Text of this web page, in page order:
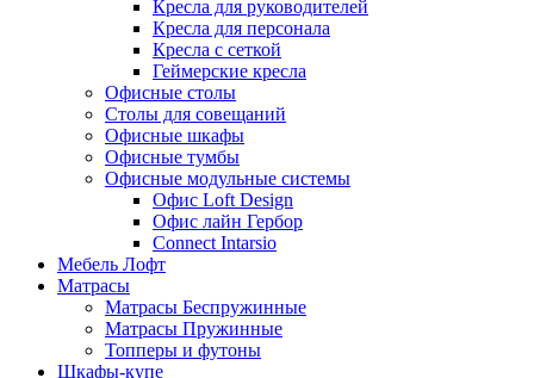
Кресла для руководителей
Кресла для персонала
Кресла с сеткой
Геймерские кресла
Офисные столы
Столы для совещаний
Офисные шкафы
Офисные тумбы
Офисные модульные системы
Офис Loft Design
Офис лайн Гербор
Connect Intarsio
Мебель Лофт
Матрасы
Матрасы Беспружинные
Матрасы Пружинные
Топперы и футоны
Шкафы-купе